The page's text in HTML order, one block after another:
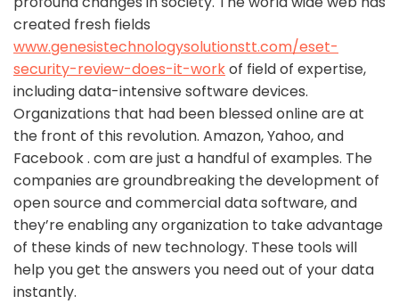
created fresh fields
www.genesistechnologysolutionstt.com/eset-
security-review-does-it-workof field of expertise,
including data-intensive software devices.
Organizations that had been blessed online are at
the front of this revolution. Amazon, Yahoo, and
Facebook . com are just a handful of examples. The
companies are groundbreaking the development of
open source and commercial data software, and
they’re enabling any organization to take advantage
of these kinds of new technology. These tools will
help you get the answers you need out of your data
instantly.